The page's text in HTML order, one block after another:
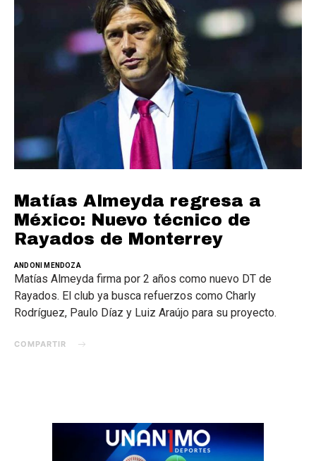
Matías Almeyda regresa a
México: Nuevo técnico de
Rayados de Monterrey
ANDONI MENDOZA
Matías Almeyda firma por 2 años como nuevo DT de
Rayados. El club ya busca refuerzos como Charly
Rodríguez, Paulo Díaz y Luiz Araújo para su proyecto.
COMPARTIR